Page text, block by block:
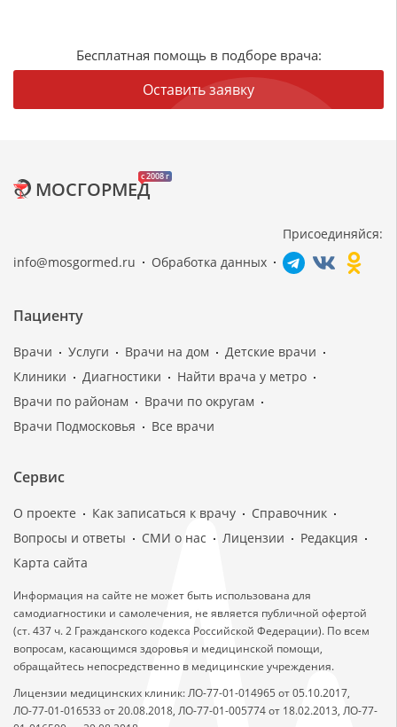
Бесплатная помощь в подборе врача:
Оставить заявку
c 2008 г
МОСГОРМЕД
info@mosgormed.ru Обработка данных
Присоединяйся:
Пациенту
Врачи Услуги Врачи на дом
Детские врачи
Клиники
Диагностики
Найти врача у метро
Врачи по районам
Врачи по округам
Врачи Подмосковья
Все врачи
Сервис
О проекте Как записаться к врачу
Справочник
Вопросы и ответы
СМИ о нас Лицензии
Редакция
Карта сайта
Информация на сайте не может быть использована для
самодиагностики и самолечения, не является публичной офертой
(ст. 437 ч. 2 Гражданского кодекса Российской Федерации). По всем
вопросам, касающимся здоровья и медицинской помощи,
обращайтесь непосредственно в медицинские учреждения.
Лицензии медицинских клиник: ЛО-77-01-014965 от 05.10.2017,
ЛО-77-01-016533 от 20.08.2018, ЛО-77-01-005774 от 18.02.2013, ЛО-77-